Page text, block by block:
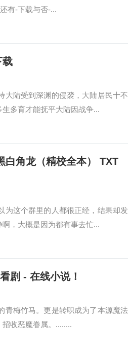
有-下载与否-...
载
大陆受到深渊的侵袭，大陆居民十不
多育才能抚平大陆因战争...
白角龙（精校全本） TXT
为这个群里的人都很正经，结果却发
，大概是因为都有事去忙...
剧 - 在线小说！
青梅竹马。更是转职成为了本源魔法
收恶魔眷属。........